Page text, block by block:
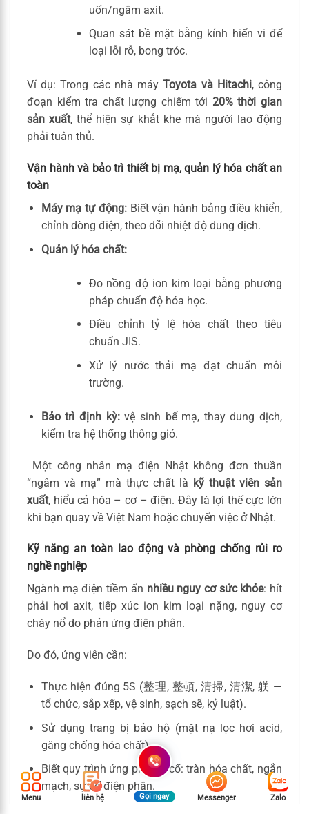
uốn/ngâm axit.
Quan sát bề mặt bằng kính hiển vi để
loại lỗi rỗ, bong tróc.
Ví dụ: Trong các nhà máyToyota và Hitachi, công
đoạn kiểm tra chất lượng chiếm tới 20% thời gian
sản xuất, thể hiện sự khắt khe mà người lao động
phải tuân thủ.
Vận hành và bảo trì thiết bị mạ, quản lý hóa chất an
toàn
Máy mạ tự động:Biết vận hành bảng điều khiển,
chỉnh dòng điện, theo dõi nhiệt độ dung dịch.
Quản lý hóa chất:
Đo nồng độ ion kim loại bằng phương
pháp chuẩn độ hóa học.
Điều chỉnh tỷ lệ hóa chất theo tiêu
chuẩn JIS.
Xử lý nước thải mạ đạt chuẩn môi
trường.
Bảo trì định kỳ:vệ sinh bể mạ, thay dung dịch,
kiểm tra hệ thống thông gió.
Một công nhân mạ điện Nhật không đơn thuần
“ngâm và mạ” mà thực chất là kỹ thuật viên sản
xuất, hiểu cả hóa – cơ – điện. Đây là lợi thế cực lớn
khi bạn quay về Việt Nam hoặc chuyển việc ở Nhật.
Kỹ năng an toàn lao động và phòng chống rủi ro
nghề nghiệp
Ngành mạ điện tiềm ẩn nhiều nguy cơ sức khỏe: hít
phải hơi axit, tiếp xúc ion kim loại nặng, nguy cơ
cháy nổ do phản ứng điện phân.
Do đó, ứng viên cần:
Thực hiện đúng 5S (整理, 整頓, 清掃, 清潔, 躾 —
tổ chức, sắp xếp, vệ sinh, sạch sẽ, kỷ luật).
Sử dụng trang bị bảo hộ (mặt nạ lọc hơi acid,
găng chống hóa chất).
Biết quy trình ứng phó sự cố: tràn hóa chất, ngắn
mạch, sự cố điện phân.
Menu liên hệ Gọi ngay Messenger Zalo